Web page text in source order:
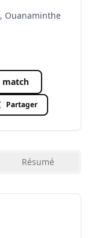
Ouanaminthe
match
Partager
Résumé